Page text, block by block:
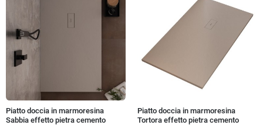
Piatto doccia in marmoresina
Sabbia effetto pietra cemento
Piatto doccia in marmoresina
Tortora effetto pietra cemento